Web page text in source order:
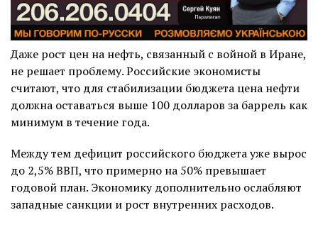
Даже рост цен на нефть, связанный с войной в Иране,
не решает проблему. Российские экономисты
считают, что для стабилизации бюджета цена нефти
должна оставаться выше 100 долларов за баррель как
минимум в течение года.
Между тем дефицит российского бюджета уже вырос
до 2,5% ВВП, что примерно на 50% превышает
годовой план. Экономику дополнительно ослабляют
западные санкции и рост внутренних расходов.